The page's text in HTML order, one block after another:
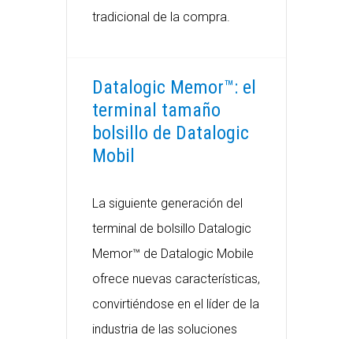
tradicional de la compra.
Datalogic Memor™: el
terminal tamaño
bolsillo de Datalogic
Mobil
La siguiente generación del
terminal de bolsillo Datalogic
Memor™ de Datalogic Mobile
ofrece nuevas características,
convirtiéndose en el líder de la
industria de las soluciones